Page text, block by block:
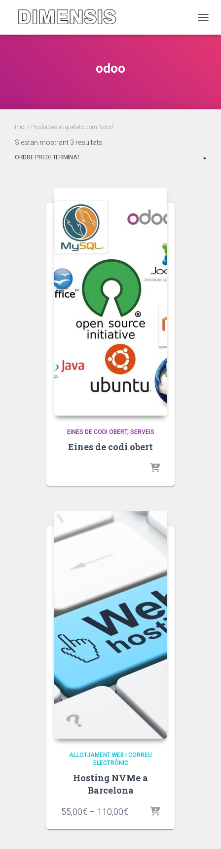
odoo
Inici / Productes etiquetats com “odoo”
S'estan mostrant 3 resultats
EINES DE CODI OBERT SERVEIS
Eines de codi obert
ALLOTJAMENT WEB I CORREU
ELECTRÒNIC
Hosting NVMe a
Barcelona
55,00€ – 110,00€Interval
preus: